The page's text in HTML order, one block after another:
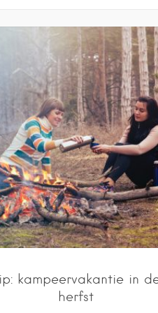
kampeervakantie in
herfst